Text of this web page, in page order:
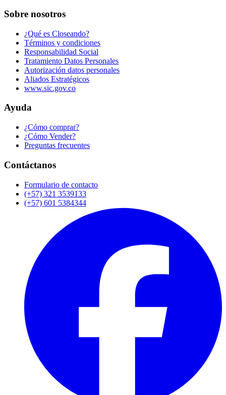
Sobre nosotros
¿Qué es Closeando?
Términos y condiciones
Responsabilidad Social
Tratamiento Datos Personales
Autorización datos personales
Aliados Estratégicos
www.sic.gov.co
Ayuda
¿Cómo comprar?
¿Cómo Vender?
Preguntas frecuentes
Contáctanos
Formulario de contacto
(+57) 321 3539133
(+57) 601 5384344